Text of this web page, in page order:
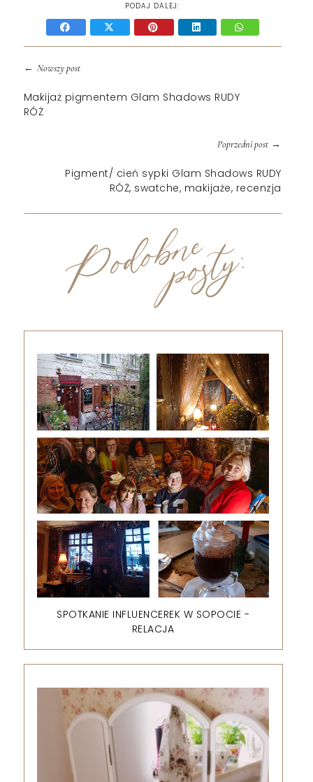
PODAJ DALEJ:
← Nowszy post
Makijaż pigmentem Glam Shadows RUDY
RÓŻ
Poprzedni post→
Pigment/ cień sypki Glam Shadows RUDY
RÓŻ, swatche, makijaże, recenzja
SPOTKANIE INFLUENCEREK W SOPOCIE -
RELACJA